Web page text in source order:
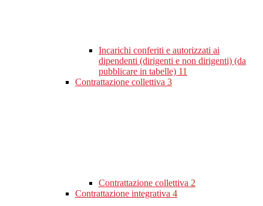
Incarichi conferiti e autorizzati ai
dipendenti (dirigenti e non dirigenti) (da
pubblicare in tabelle) 11
Contrattazione collettiva 3
Contrattazione collettiva 2
Contrattazione integrativa 4